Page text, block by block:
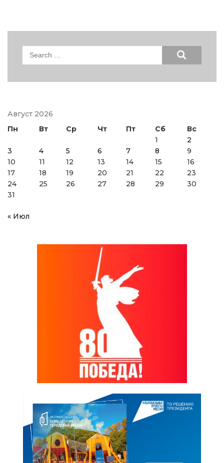
Search
Август 2026
Пн
Вт Ср Чт Пт Сб
Вс
1
2
3
4 5 6 7 8
9
10
11 12 13 14 15
16
17
18 19 20 21 22
23
24
25 26 27 28 29
30
31
« Июл